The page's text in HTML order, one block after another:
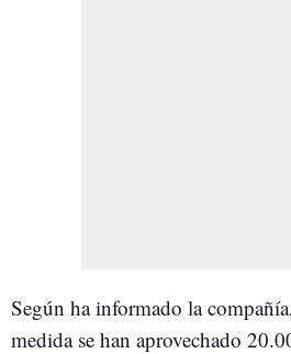
Según ha informado la
medida se han aprovechado